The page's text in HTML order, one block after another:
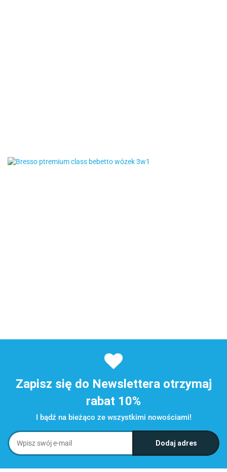
Zapisz się do Newslettera otrzymaj
rabat 10%
I bądź na bieżąco ze wszystkimi nowościami!